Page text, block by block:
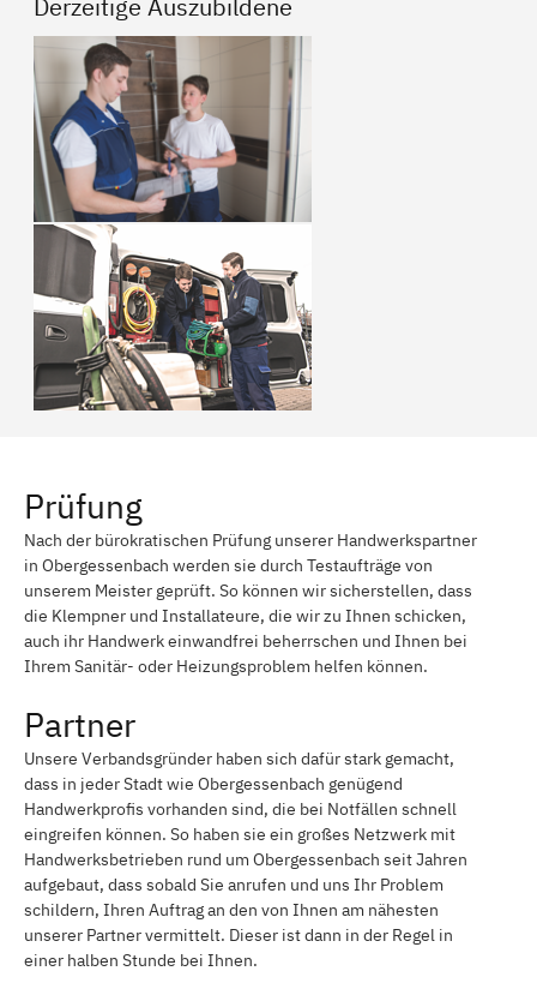
Prüfung
Nach der bürokratischen Prüfung unserer Handwerkspartner
in Obergessenbach werden sie durch Testaufträge von
unserem Meister geprüft. So können wir sicherstellen, dass
die Klempner und Installateure, die wir zu Ihnen schicken,
auch ihr Handwerk einwandfrei beherrschen und Ihnen bei
Ihrem Sanitär- oder Heizungsproblem helfen können.
Partner
Unsere Verbandsgründer haben sich dafür stark gemacht,
dass in jeder Stadt wie Obergessenbach genügend
Handwerkprofis vorhanden sind, die bei Notfällen schnell
eingreifen können. So haben sie ein großes Netzwerk mit
Handwerksbetrieben rund um Obergessenbach seit Jahren
aufgebaut, dass sobald Sie anrufen und uns Ihr Problem
schildern, Ihren Auftrag an den von Ihnen am nähesten
unserer Partner vermittelt. Dieser ist dann in der Regel in
einer halben Stunde bei Ihnen.